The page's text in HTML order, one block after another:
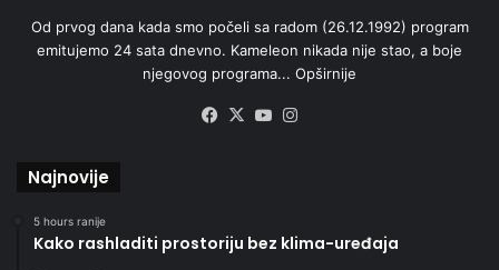
Od prvog dana kada smo počeli sa radom (26.12.1992) program
emitujemo 24 sata dnevno. Kameleon nikada nije stao, a boje
njegovog programa... Opširnije
Facebook
X YouTube
Najnovije
5 hours ranije
Kako rashladiti prostoriju bez klima-uređaja